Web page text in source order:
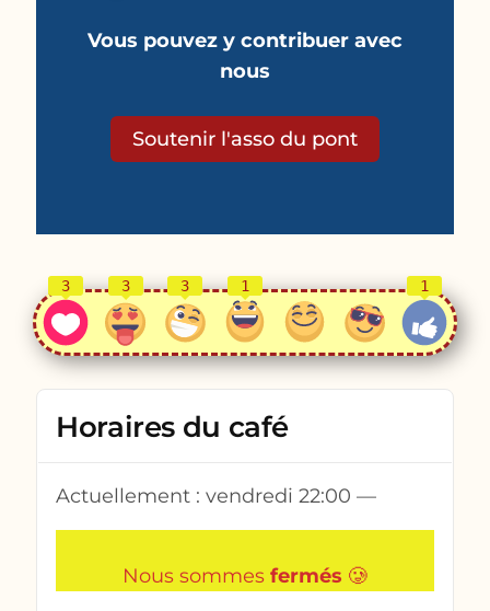
Vous pouvez y contribuer avec
nous
Soutenir l'asso du pont
3 3 3 1 1
Horaires du café
Actuellement : vendredi 22:00 —
Nous sommes fermés 🥲